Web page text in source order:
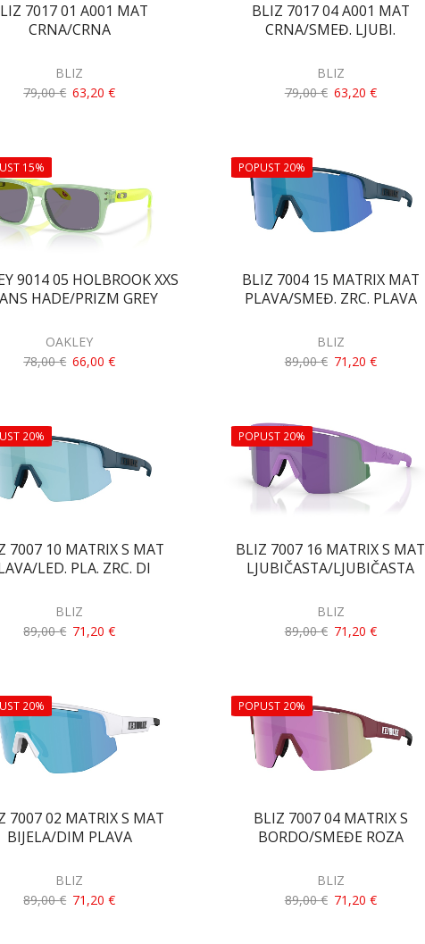
7017 01 A001 MAT
CRNA/CRNA
BLIZ
79,00€ 63,20€
BLIZ 7017 04 A001 MAT
CRNA/SMEĐ. LJUBI.
BLIZ
79,00€ 63,20 €
15%
9014 05 HOLBROOK XXS
HADE/PRIZM GREY
OAKLEY
78,00€ 66,00€
POPUST 20%
BLIZ 7004 15 MATRIX MAT
PLAVA/SMEĐ. ZRC. PLAVA
BLIZ
89,00€ 71,20 €
20%
7007 10 MATRIX S MAT
LED. PLA. ZRC. DI
BLIZ
89,00€ 71,20€
POPUST 20%
BLIZ 7007 16 MATRIX S MAT
LJUBIČASTA/LJUBIČASTA
BLIZ
89,00€ 71,20 €
20%
7007 02 MATRIX S MAT
BIJELA/DIM PLAVA
BLIZ
89,00€ 71,20€
POPUST 20%
BLIZ 7007 04 MATRIX S
BORDO/SMEĐE ROZA
BLIZ
89,00€ 71,20 €